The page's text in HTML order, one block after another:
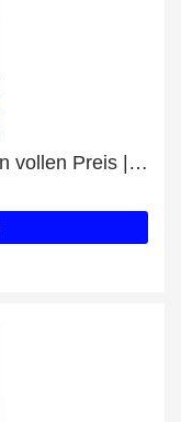
Erhalten Sie 59% Rabatt auf den vollen Preis | 5% Rabatt auf Couchtisch Wohnzimmertisch Sofa-Tisch Loungetisch Schwemmholz Treibholz Altholz